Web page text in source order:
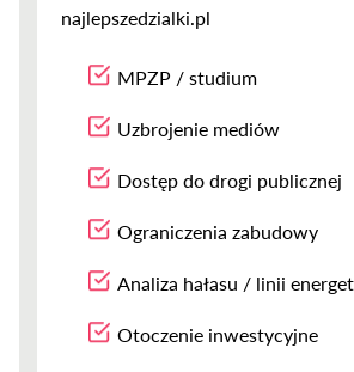
najlepszedzialki.pl
MPZP / studium
Uzbrojenie mediów
Dostęp do drogi publicznej
Ograniczenia zabudowy
Analiza hałasu / linii
Otoczenie inwestycyjne